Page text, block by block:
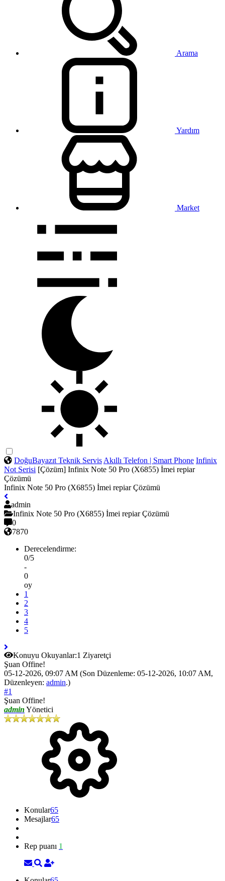
Arama
Yardım
Market
DoğuBayazıt Teknik Servis Akıllı Telefon | Smart Phone Infinix
Not Serisi [Çözüm] Infinix Note 50 Pro (X6855) İmei repiar
Çözümü
Infinix Note 50 Pro (X6855) İmei repiar Çözümü
admin
Infinix Note 50 Pro (X6855) İmei repiar Çözümü
0
7870
Derecelendirme:
0/5
-
0
oy
1
2
3
4
5
Konuyu Okuyanlar:1 Ziyaretçi
Şuan Offine!
05-12-2026, 09:07 AM (Son Düzenleme: 05-12-2026, 10:07 AM,
Düzenleyen: admin.)
#1
Şuan Offine!
admin Yönetici
Konular65
Mesajlar65
Rep puanı 1